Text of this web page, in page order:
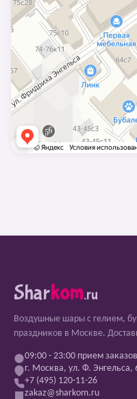
Sharkom.ru
Воздушные шары с гелием,
праздников в Москве.
09:00 - 23:00 прием
г. Москва, ул. Ф. Энгельса,
+7 (495) 120-11-26
zakaz@sharkom.ru